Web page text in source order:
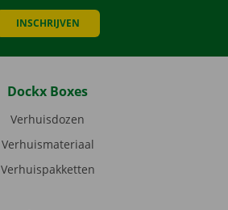
INSCHRIJVEN
Dockx Boxes
Verhuisdozen
Verhuismateriaal
Verhuispakketten